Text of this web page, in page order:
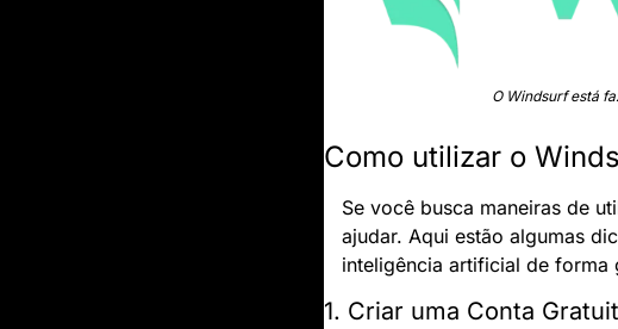
O Windsurf está
Como utilizar o
Se você busca maneiras de
ajudar. Aqui estão algumas
inteligência artificial de forma
1. Criar uma Conta